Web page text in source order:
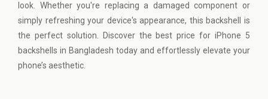
look. Whether you're replacing a damaged component or
simply refreshing your device's appearance, this backshell is
the perfect solution. Discover the best price for iPhone 5
backshells in Bangladesh today and effortlessly elevate your
phone’s aesthetic.